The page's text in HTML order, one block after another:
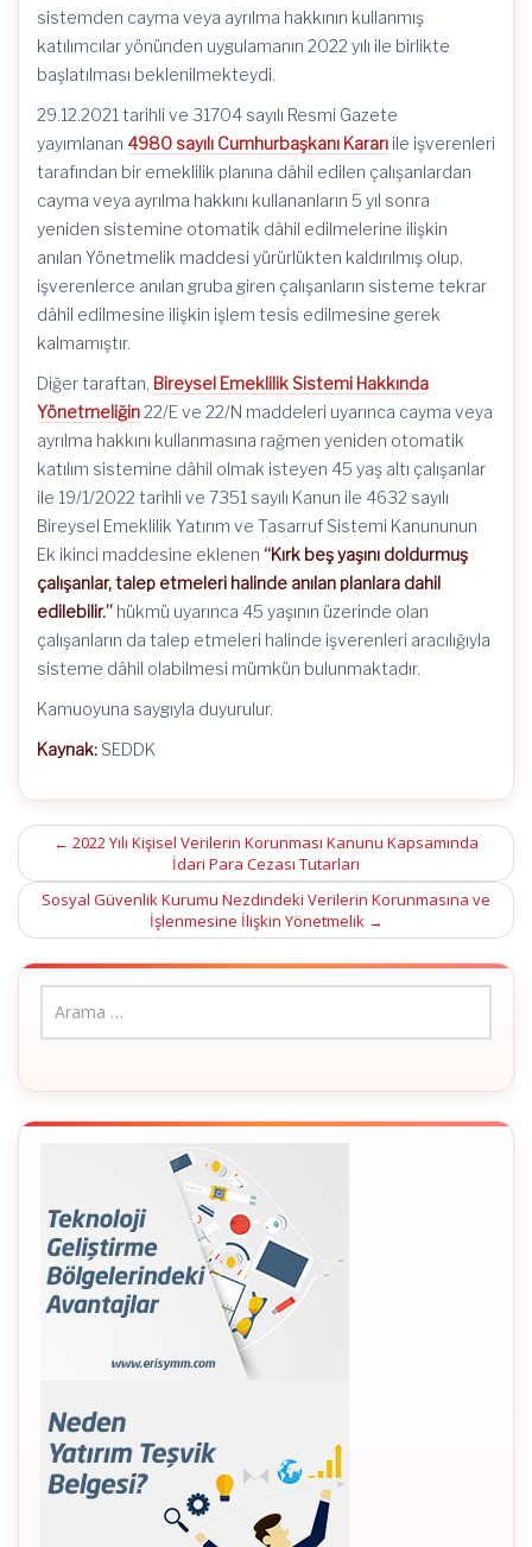
sistemden cayma veya ayrılma hakkının kullanmış
katılımcılar yönünden uygulamanın 2022 yılı ile birlikte
başlatılması beklenilmekteydi.
29.12.2021 tarihli ve 31704 sayılı Resmi Gazete
yayımlanan 4980 sayılı Cumhurbaşkanı Kararı ile işverenleri
tarafından bir emeklilik planına dâhil edilen çalışanlardan
cayma veya ayrılma hakkını kullananların 5 yıl sonra
yeniden sistemine otomatik dâhil edilmelerine ilişkin
anılan Yönetmelik maddesi yürürlükten kaldırılmış olup,
işverenlerce anılan gruba giren çalışanların sisteme tekrar
dâhil edilmesine ilişkin işlem tesis edilmesine gerek
kalmamıştır.
Diğer taraftan, Bireysel Emeklilik Sistemi Hakkında
Yönetmeliğin22/E ve 22/N maddeleri uyarınca cayma veya
ayrılma hakkını kullanmasına rağmen yeniden otomatik
katılım sistemine dâhil olmak isteyen 45 yaş altı çalışanlar
ile 19/1/2022 tarihli ve 7351 sayılı Kanun ile 4632 sayılı
Bireysel Emeklilik Yatırım ve Tasarruf Sistemi Kanununun
Ek ikinci maddesine eklenen “Kırk beş yaşını doldurmuş
çalışanlar, talep etmeleri halinde anılan planlara dahil
edilebilir.” hükmü uyarınca 45 yaşının üzerinde olan
çalışanların da talep etmeleri halinde işverenleri aracılığıyla
sisteme dâhil olabilmesi mümkün bulunmaktadır.
Kamuoyuna saygıyla duyurulur.
Kaynak: SEDDK
Post
navigation
← 2022 Yılı Kişisel Verilerin Korunması Kanunu Kapsamında
İdari Para Cezası Tutarları
Sosyal Güvenlik Kurumu Nezdindeki Verilerin Korunmasına ve
İşlenmesine İlişkin Yönetmelik →